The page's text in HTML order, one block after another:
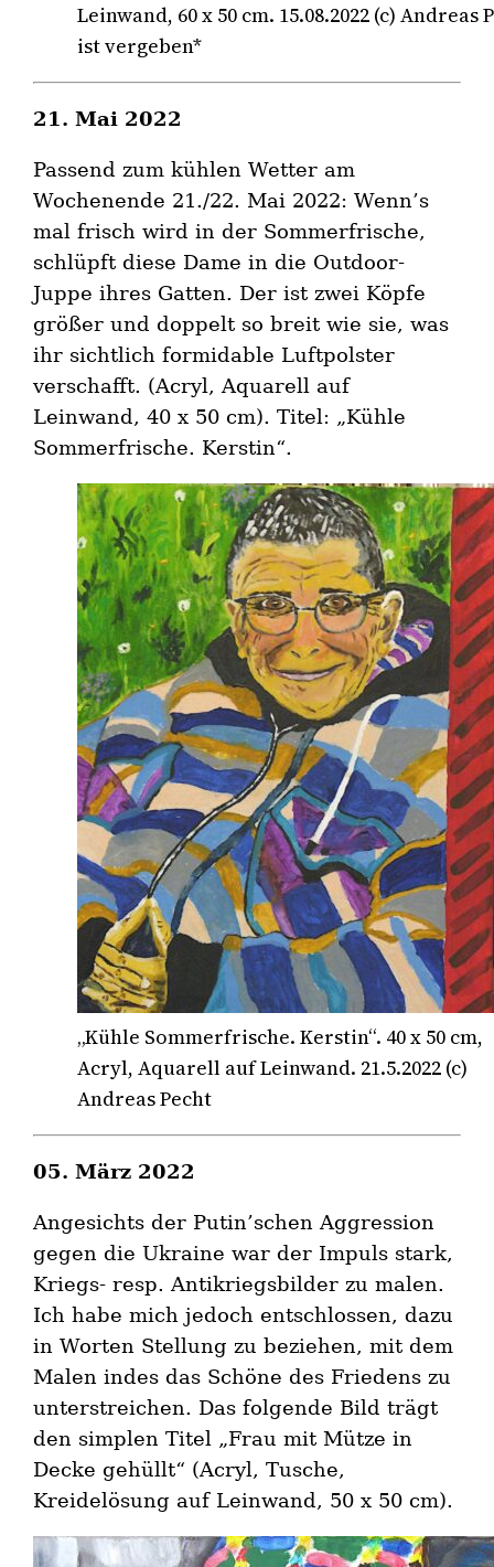
Leinwand, 60 x 50 cm. 15.08.2022 (c) Andreas
ist vergeben*
21. Mai 2022
Passend zum kühlen Wetter am
Wochenende 21./22. Mai 2022: Wenn’s
mal frisch wird in der Sommerfrische,
schlüpft diese Dame in die Outdoor-
Juppe ihres Gatten. Der ist zwei Köpfe
größer und doppelt so breit wie sie, was
ihr sichtlich formidable Luftpolster
verschafft. (Acryl, Aquarell auf
Leinwand, 40 x 50 cm). Titel: „Kühle
Sommerfrische. Kerstin“.
„Kühle Sommerfrische. Kerstin“. 40 x 50 cm,
Acryl, Aquarell auf Leinwand. 21.5.2022 (c)
Andreas Pecht
05. März 2022
Angesichts der Putin’schen Aggression
gegen die Ukraine war der Impuls stark,
Kriegs- resp. Antikriegsbilder zu malen.
Ich habe mich jedoch entschlossen, dazu
in Worten Stellung zu beziehen, mit dem
Malen indes das Schöne des Friedens zu
unterstreichen. Das folgende Bild trägt
den simplen Titel „Frau mit Mütze in
Decke gehüllt“ (Acryl, Tusche,
Kreidelösung auf Leinwand, 50 x 50 cm).